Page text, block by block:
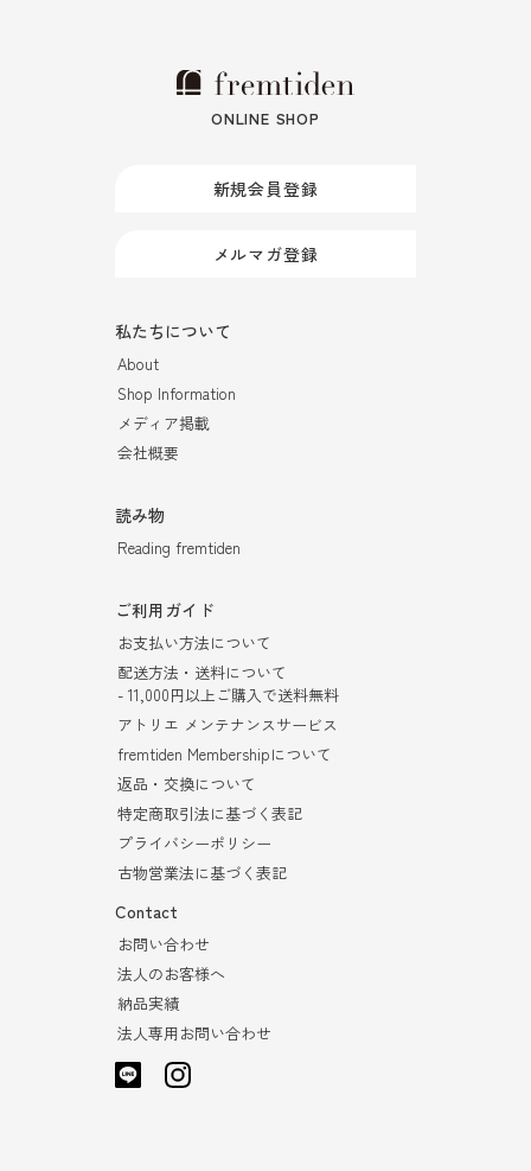
ONLINE SHOP
新規会員登録
メルマガ登録
私たちについて
About
Shop Information
メディア掲載
会社概要
読み物
Reading fremtiden
ご利用ガイド
お支払い方法について
配送方法・送料について
- 11,000円以上ご購入で送料無料
アトリエ メンテナンスサービス
fremtiden Membershipについて
返品・交換について
特定商取引法に基づく表記
プライバシーポリシー
古物営業法に基づく表記
Contact
お問い合わせ
法人のお客様へ
納品実績
法人専用お問い合わせ